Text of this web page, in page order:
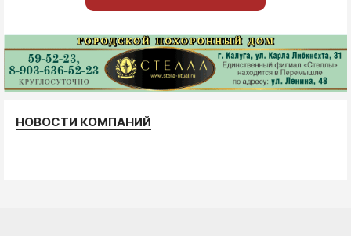
НОВОСТИ КОМПАНИЙ